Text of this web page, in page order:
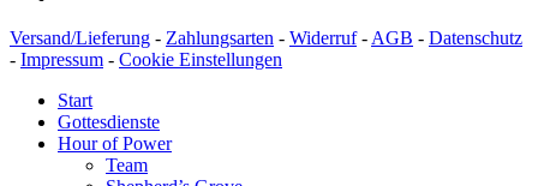
Versand/Lieferung - Zahlungsarten - Widerruf- AGB - Datenschutz
- Impressum - Cookie Einstellungen
Start
Gottesdienste
Hour of Power
Team